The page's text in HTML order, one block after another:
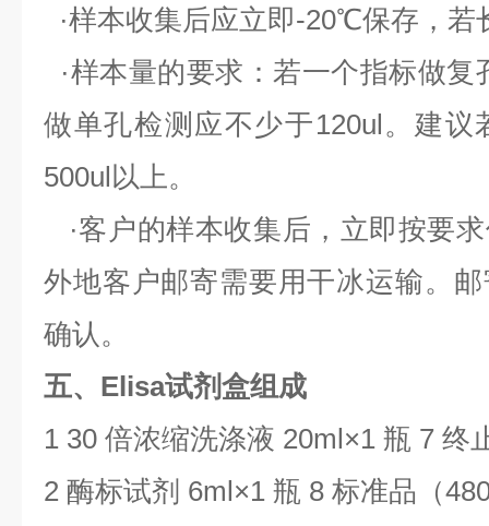
·样本收集后应立即-20℃保存，若
·样本量的要求：若一个指标做复
做单孔检测应不少于120ul。建议
500ul以上。
·客户的样本收集后，立即按要
外地客户邮寄需要用干冰运输。
确认。
五、Elisa试剂盒组成
1 30 倍浓缩洗涤液 20ml×1 瓶 7 终
2 酶标试剂 6ml×1 瓶 8 标准品（